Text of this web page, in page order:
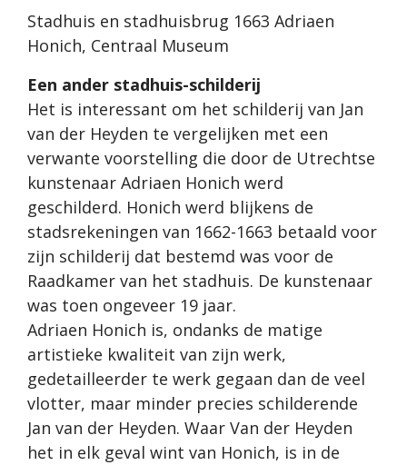
Stadhuis en stadhuisbrug 1663 Adriaen
Honich, Centraal Museum
Een ander stadhuis-schilderij
Het is interessant om het schilderij van Jan
van der Heyden te vergelijken met een
verwante voorstelling die door de Utrechtse
kunstenaar Adriaen Honich werd
geschilderd. Honich werd blijkens de
stadsrekeningen van 1662-1663 betaald voor
zijn schilderij dat bestemd was voor de
Raadkamer van het stadhuis. De kunstenaar
was toen ongeveer 19 jaar.
Adriaen Honich is, ondanks de matige
artistieke kwaliteit van zijn werk,
gedetailleerder te werk gegaan dan de veel
vlotter, maar minder precies schilderende
Jan van der Heyden. Waar Van der Heyden
het in elk geval wint van Honich, is in de